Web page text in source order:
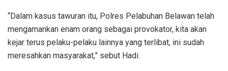
“Dalam kasus tawuran itu, Polres Pelabuhan Belawan telah
mengamankan enam orang sebagai provokator, kita akan
kejar terus pelaku-pelaku lainnya yang terlibat, ini sudah
meresahkan masyarakat,” sebut Hadi.